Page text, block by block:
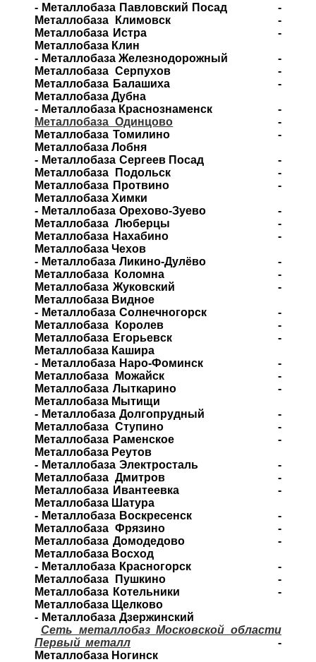
- Металлобаза Павловский Посад -
Металлобаза Климовск -
Металлобаза Истра -
Металлобаза Клин
- Металлобаза Железнодорожный -
Металлобаза Серпухов -
Металлобаза Балашиха -
Металлобаза Дубна
- Металлобаза Краснознаменск -
Металлобаза Одинцово -
Металлобаза Томилино -
Металлобаза Лобня
- Металлобаза Сергеев Посад -
Металлобаза Подольск -
Металлобаза Протвино -
Металлобаза Химки
- Металлобаза Орехово-Зуево -
Металлобаза Люберцы -
Металлобаза Нахабино -
Металлобаза Чехов
- Металлобаза Ликино-Дулёво -
Металлобаза Коломна -
Металлобаза Жуковский -
Металлобаза Видное
- Металлобаза Солнечногорск -
Металлобаза Королев -
Металлобаза Егорьевск -
Металлобаза Кашира
- Металлобаза Наро-Фоминск -
Металлобаза Можайск -
Металлобаза Лыткарино -
Металлобаза Мытищи
- Металлобаза Долгопрудный -
Металлобаза Ступино -
Металлобаза Раменское -
Металлобаза Реутов
- Металлобаза Электросталь -
Металлобаза Дмитров -
Металлобаза Ивантеевка -
Металлобаза Шатура
- Металлобаза Воскресенск -
Металлобаза Фрязино -
Металлобаза Домодедово -
Металлобаза Восход
- Металлобаза Красногорск -
Металлобаза Пушкино -
Металлобаза Котельники -
Металлобаза Щелково
- Металлобаза Дзержинский
Сеть металлобаз Московской области
Первый металл-
Металлобаза Ногинск